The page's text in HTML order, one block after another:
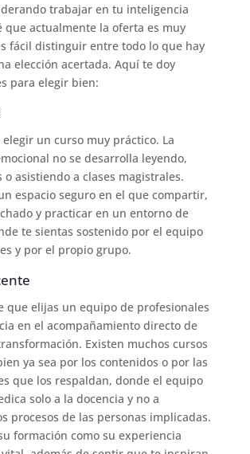
trabajar en tu inteligencia
que actualmente la oferta es muy
fácil distinguir entre todo lo que hay
elección acertada. Aquí te doy
para elegir bien:
un curso muy práctico. La
no se desarrolla leyendo,
o asistiendo a clases magistrales.
espacio seguro en el que compartir,
y practicar en un entorno de
te sientas sostenido por el equipo
y por el propio grupo.
que elijas un equipo de profesionales
en el acompañamiento directo de
Existen muchos cursos
ya sea por los contenidos o por las
que los respaldan, donde el equipo
solo a la docencia y no a
procesos de las personas implicadas.
formación como su experiencia